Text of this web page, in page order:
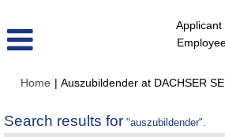
Applicant
Home | Auszubildender at DACHSER SE
Search results for "auszubildender".